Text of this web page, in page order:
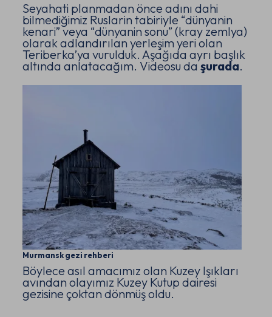
Seyahati planmadan önce adını dahi
bilmediğimiz Ruslarin tabiriyle “dünyanin
kenari” veya “dünyanin sonu” (kray zemlya)
olarak adlandırılan yerleşim yeri olan
Teriberka’ya vurulduk. Aşağıda ayrı başlık
altında anlatacağım. Videosu daşurada.
Murmansk gezi rehberi
Böylece asıl amacımız olan Kuzey Işıkları
avından olayımız Kuzey Kutup dairesi
gezisine çoktan dönmüş oldu.